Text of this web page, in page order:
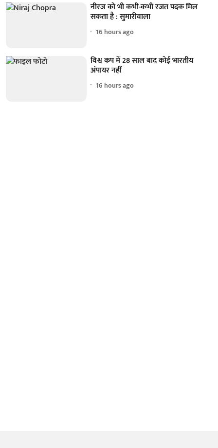
नीरज को भी कभी-कभी रजत पदक मिल
सकता है : सुमारीवाला
16 hours ago
विश्व कप में 28 साल बाद कोई भारतीय
अंपायर नहीं
16 hours ago